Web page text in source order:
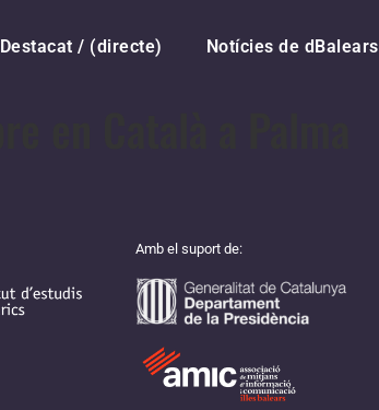
Destacat / (directe) Notícies de dBalears
Amb el suport de: